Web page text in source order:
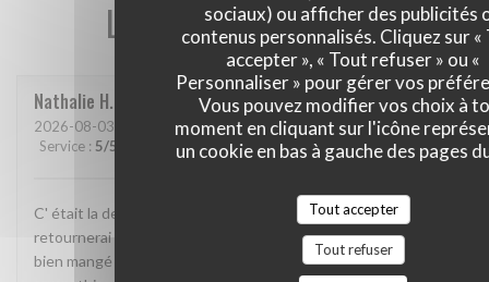
sociaux) ou afficher des publicités
contenus personnalisés. Cliquez sur «
accepter », « Tout refuser » ou «
Personnaliser » pour gérer vos
Vous pouvez modifier vos choix à
moment en cliquant sur l'icône
un cookie en bas à gauche des pages
Tout accepter
Tout refuser
Les avis de nos clients
Nathalie H
2026-08-03 - 19:15 - Couverts 2
Service : 5/5 Ambiance: 5/5 Cuisine: 5/5 Qualité / Prix:5/5
C' était la deuxième fois que nous y allions manger et j' y
retournerai sans hésitation. Cadre magnifique, j' y ai super
bien mangé et le patron( je suppose que c était lui) très